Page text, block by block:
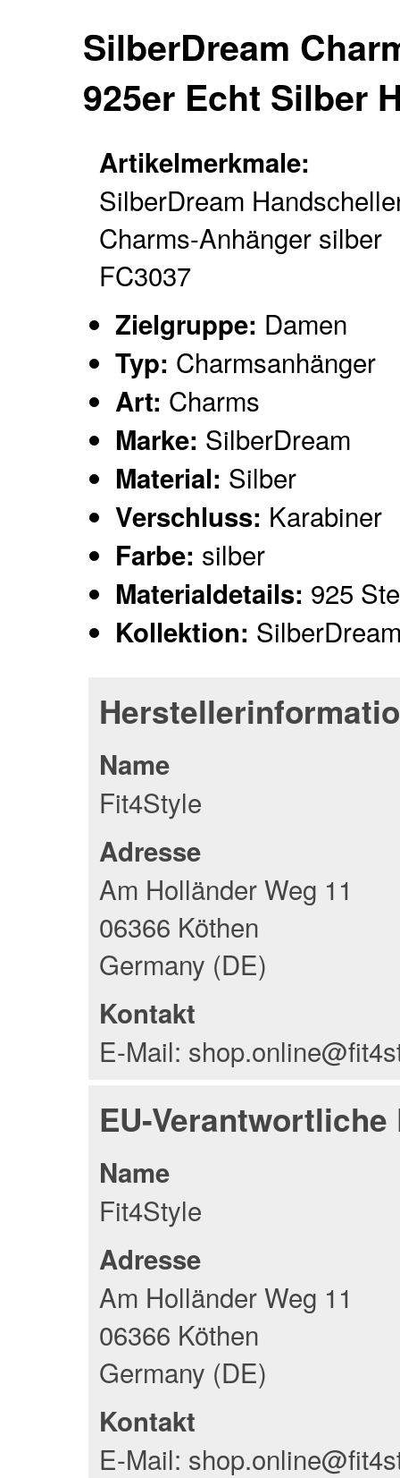
SilberDream
925er Echt Silber
Artikelmerkmale:
SilberDream
Charms-Anhänger silber
FC3037
Zielgruppe: Damen
Typ: Charmsanhänger
Art: Charms
Marke: SilberDream
Material: Silber
Verschluss: Karabiner
Farbe: silber
Materialdetails: 925
Kollektion:
Name
Fit4Style
Adresse
Am Holländer Weg 11
06366 Köthen
Germany (DE)
Kontakt
E-Mail:
EU-Verantwortliche
Name
Fit4Style
Adresse
Am Holländer Weg 11
06366 Köthen
Germany (DE)
Kontakt
E-Mail: